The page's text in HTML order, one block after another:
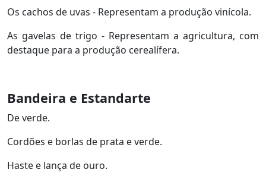
Os cachos de uvas - Representam a produção vinícola.
As gavelas de trigo - Representam a agricultura, com
destaque para a produção cerealífera.
Bandeira e Estandarte
De verde.
Cordões e borlas de prata e verde.
Haste e lança de ouro.